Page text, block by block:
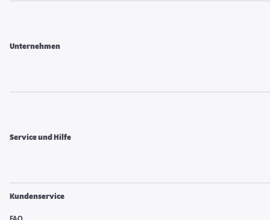
Unternehmen
Service und Hilfe
Kundenservice